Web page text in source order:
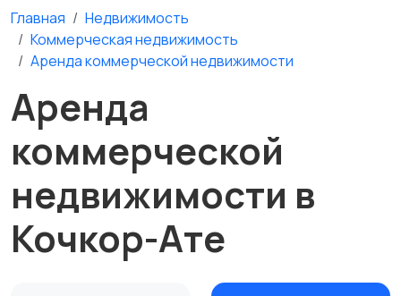
Главная
Недвижимость
Коммерческая недвижимость
Аренда коммерческой недвижимости
Аренда
коммерческой
недвижимости в
Кочкор-Ате